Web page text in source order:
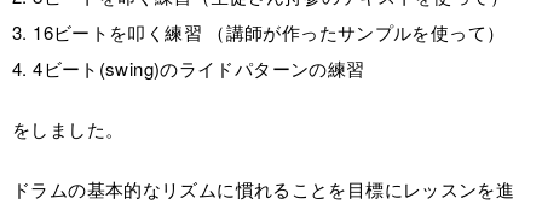
3. 16ビートを叩く練習 （講師が作ったサンプルを使って）
4. 4ビート(swing)のライドパターンの練習
をしました。
ドラムの基本的なリズムに慣れることを目標にレッスンを進